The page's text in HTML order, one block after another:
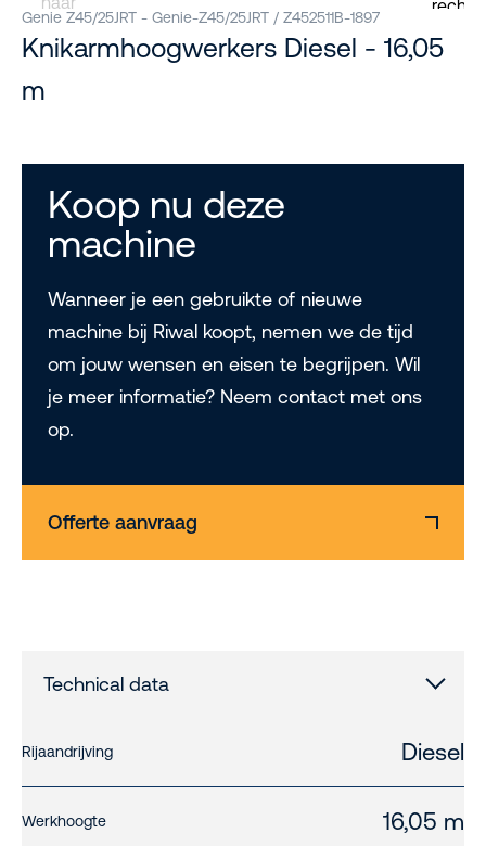
Genie Z45/25JRT - Genie-Z45/25JRT / Z452511B-1897
Knikarmhoogwerkers Diesel - 16,05
m
Koop nu deze
machine
Wanneer je een gebruikte of nieuwe
machine bij Riwal koopt, nemen we de tijd
om jouw wensen en eisen te begrijpen. Wil
je meer informatie? Neem contact met ons
op.
Offerte aanvraag
Technical data
Rijaandrijving Diesel
Werkhoogte 16,05 m